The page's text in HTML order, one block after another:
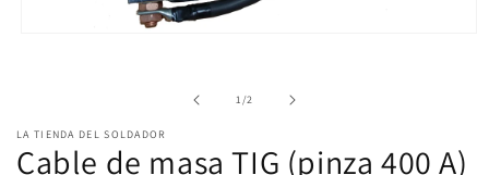
1
en
1/de2
LA TIENDA DEL SOLDADOR
Cable de masa TIG (pinza 400 A)